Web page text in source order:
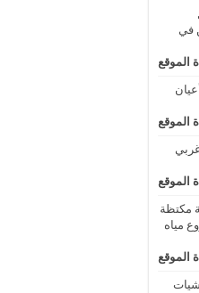
في
الموقع
الموقع
الموقع
مكتظة
مياه
الموقع